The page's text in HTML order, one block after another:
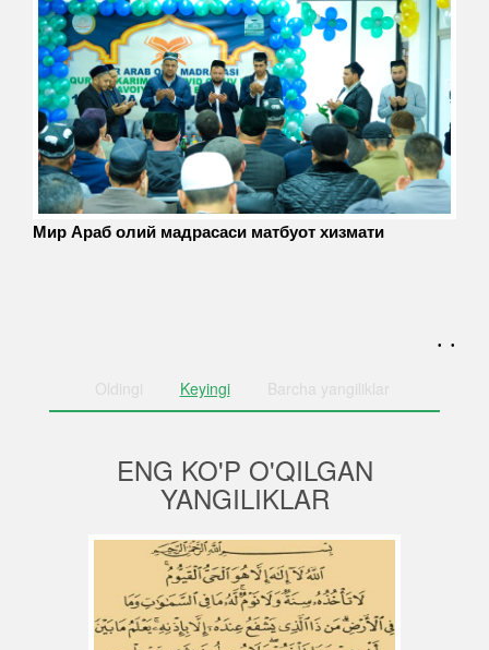
Мир Араб олий мадрасаси матбуот хизмати
. .
Oldingi Keyingi Barcha yangiliklar
ENG KO'P O'QILGAN
YANGILIKLAR